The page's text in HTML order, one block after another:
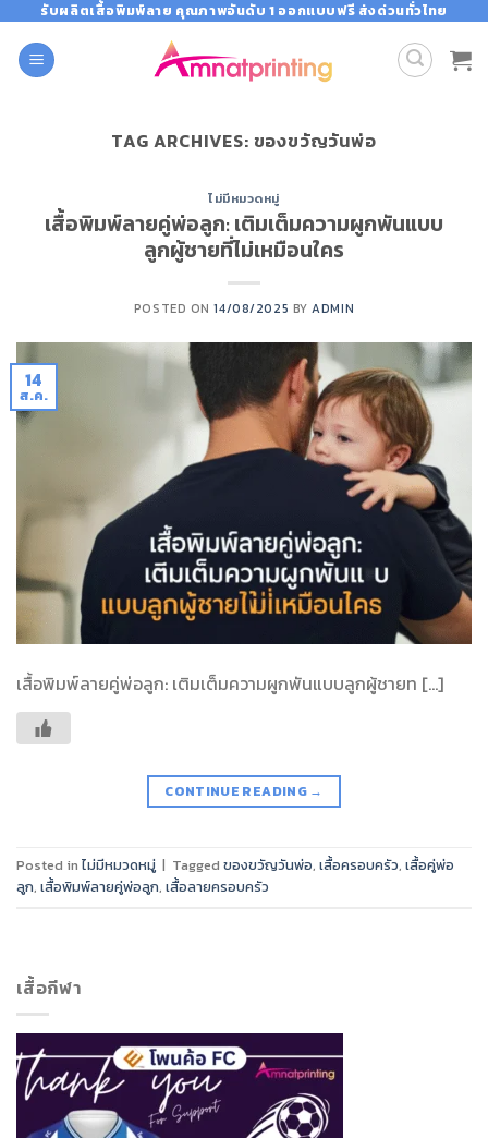
content
รับผลิตเสื้อพิมพ์ลาย คุณภาพอันดับ 1 ออกแบบฟรี ส่งด่วนทั่วไทย
TAG ARCHIVES: ของขวัญวันพ่อ
ไม่มีหมวดหมู่
เสื้อพิมพ์ลายคู่พ่อลูก: เติมเต็มความผูกพันแบบ
ลูกผู้ชายที่ไม่เหมือนใคร
POSTED ON14/08/2025 BYADMIN
14
ส.ค.
เสื้อพิมพ์ลายคู่พ่อลูก: เติมเต็มความผูกพันแบบลูกผู้ชายท […]
CONTINUE READING →
Posted in ไม่มีหมวดหมู่ | Tagged ของขวัญวันพ่อ, เสื้อครอบครัว, เสื้อคู่พ่อ
ลูก, เสื้อพิมพ์ลายคู่พ่อลูก, เสื้อลายครอบครัว
เสื้อกีฬา